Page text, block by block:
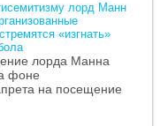
лорд Манн
«изгнать»
лорда Манна
фоне
на посещение